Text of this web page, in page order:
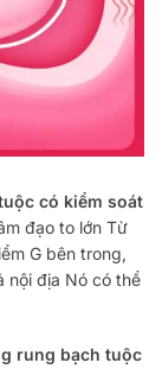
có kiểm soát
đạo to lớn Từ
G bên trong,
nội địa Nó có thể
rung bạch tuộc